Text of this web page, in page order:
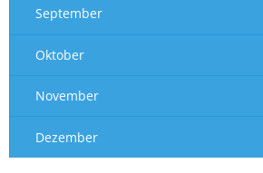
September
Oktober
November
Dezember